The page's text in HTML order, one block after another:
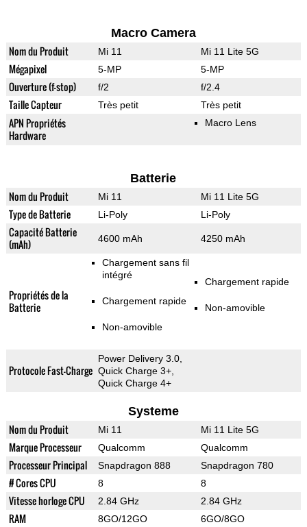
Macro Camera
Nom du Produit Mi 11 Mi 11 Lite 5G
Mégapixel 5-MP 5-MP
Ouverture (f-stop) f/2 f/2.4
Taille Capteur Très petit Très petit
APN Propriétés
Hardware
Macro Lens
Batterie
Nom du Produit Mi 11 Mi 11 Lite 5G
Type de Batterie Li-Poly Li-Poly
Capacité Batterie
(mAh)
4600 mAh 4250 mAh
Propriétés de la
Batterie
Chargement sans fil
intégré
Chargement rapide
Non-amovible
Chargement rapide
Non-amovible
Protocole Fast-Charge
Power Delivery 3.0,
Quick Charge 3+,
Quick Charge 4+
Systeme
Nom du Produit Mi 11 Mi 11 Lite 5G
Marque Processeur Qualcomm Qualcomm
Processeur Principal Snapdragon 888 Snapdragon 780
# Cores CPU 8 8
Vitesse horloge CPU 2.84 GHz 2.84 GHz
RAM 8GO/12GO 6GO/8GO